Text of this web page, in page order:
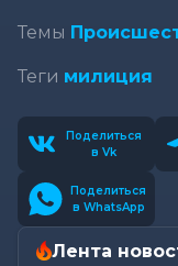
Темы
Теги милиция
Поделиться
в Vk
Поделиться
в WhatsApp
Лента